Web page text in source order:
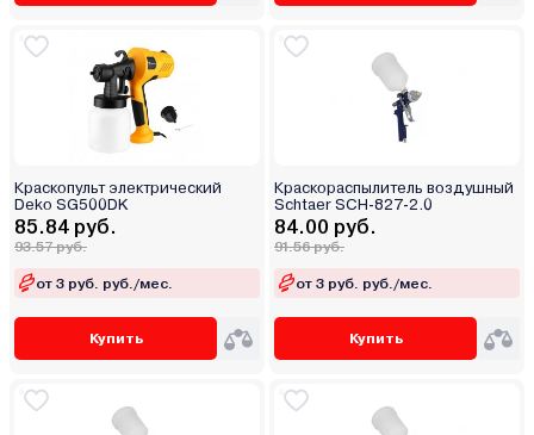
Краскопульт электрический
Deko SG500DK
85.84 руб.
93.57 руб.
от 3 руб. руб./мес.
Купить
Краскораспылитель воздушный
Schtaer SCH-827-2.0
84.00 руб.
91.56 руб.
от 3 руб. руб./мес.
Купить